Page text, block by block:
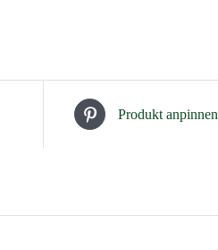
Produkt anpinnen